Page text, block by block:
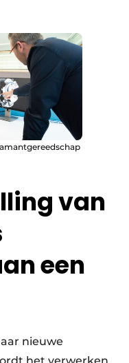
van
een
nieuwe